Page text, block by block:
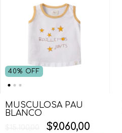
40% OFF
MUSCULOSA PAU
BLANCO
$9.060,00